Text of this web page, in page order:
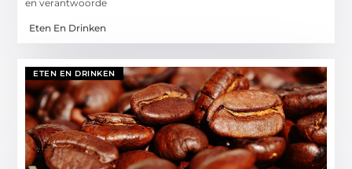
en verantwoorde
Eten En Drinken
ETEN EN DRINKEN